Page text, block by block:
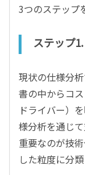
3つのステップ
ステップ
現状の仕様分
書の中からコ
ドライバー）
様分析を通じ
重要なのが技
した粒度に分